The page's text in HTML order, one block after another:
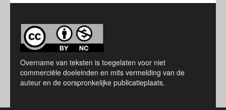
Overname van teksten is toegelaten voor niet
commerciële doeleinden en mits vermelding van de
auteur en de oorspronkelijke publicatieplaats.